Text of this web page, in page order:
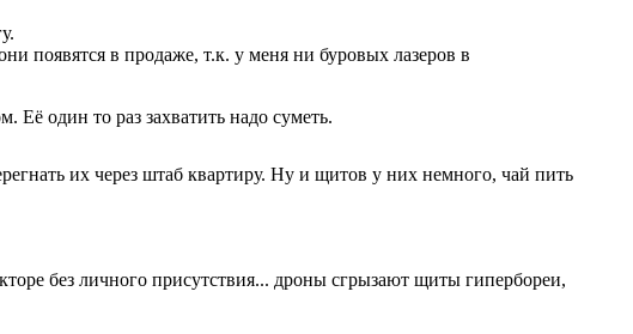
появятся в продаже, т.к. у меня ни буровых лазеров в
один то раз захватить надо суметь.
их через штаб квартиру. Ну и щитов у них немного, чай пить
без личного присутствия... дроны сгрызают щиты гипербореи,